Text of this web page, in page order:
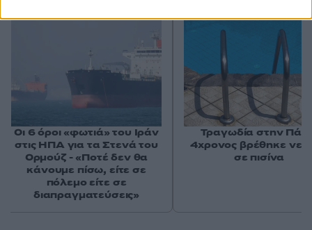
Οι 6 όροι «φωτιά» του Ιράν
στις ΗΠΑ για τα Στενά του
Ορμούζ - «Ποτέ δεν θα
κάνουμε πίσω, είτε σε
πόλεμο είτε σε
διαπραγματεύσεις»
Τραγωδία στην
4χρονος βρέθηκε
σε πισίνα